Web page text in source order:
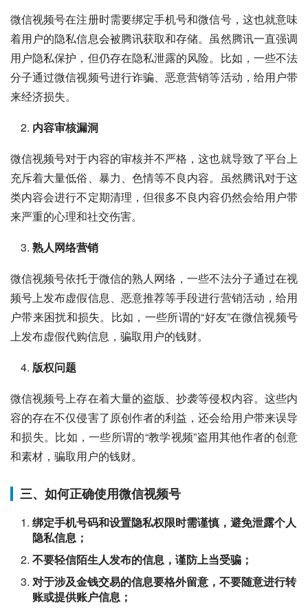
微信视频号在注册时需要绑定手机号和微信号，这也就意味
着用户的隐私信息会被腾讯获取和存储。虽然腾讯一直强调
用户隐私保护，但仍存在隐私泄露的风险。比如，一些不法
分子通过微信视频号进行诈骗、恶意营销等活动，给用户带
来经济损失。
内容审核漏洞
微信视频号对于内容的审核并不严格，这也就导致了平台上
充斥着大量低俗、暴力、色情等不良内容。虽然腾讯对于这
类内容会进行不定期清理，但很多不良内容仍然会给用户带
来严重的心理和社交伤害。
熟人网络营销
微信视频号依托于微信的熟人网络，一些不法分子通过在视
频号上发布虚假信息、恶意推荐等手段进行营销活动，给用
户带来困扰和损失。比如，一些所谓的“好友”在微信视频号
上发布虚假代购信息，骗取用户的钱财。
版权问题
微信视频号上存在着大量的盗版、抄袭等侵权内容。这些内
容的存在不仅侵害了原创作者的利益，还会给用户带来误导
和损失。比如，一些所谓的“教学视频”盗用其他作者的创意
和素材，骗取用户的钱财。
三、如何正确使用微信视频号
绑定手机号码和设置隐私权限时需谨慎，避免泄露个人
隐私信息；
不要轻信陌生人发布的信息，谨防上当受骗；
对于涉及金钱交易的信息要格外留意，不要随意进行转
账或提供账户信息；